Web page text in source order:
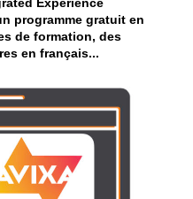
programme gratuit en
de formation, des
en français...